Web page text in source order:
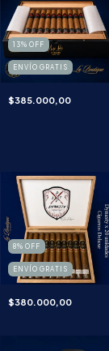
13% OFF
ENVÍO GRATIS
$385.000,00
8% OFF
ENVÍO GRATIS
$380.000,00